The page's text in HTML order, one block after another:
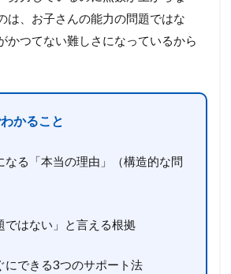
は、お子さんの能力の問題ではな
かつてない難しさになっているから
かること
る「本当の理由」（構造的な問
ではない」と言える根拠
にできる3つのサポート法